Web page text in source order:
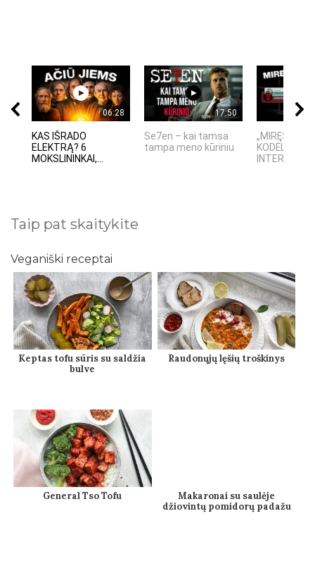
06:28
KAS IŠRADO
ELEKTRĄ? 6
MOKSLININKAI,...
17:50
Se7en – kai tamsa
tampa meno kūriniu
„MIRĘS
KODĖL
INTERNETO
Taip pat skaitykite
Veganiški receptai
Keptas tofu sūris su saldžia
bulve
Raudonųjų lęšių troškinys
General Tso Tofu
Makaronai su saulėje
džiovintų pomidorų padažu